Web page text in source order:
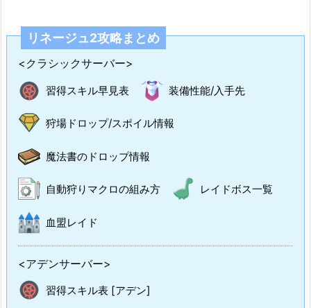
リネージュ2攻略まとめ
<クラシックサーバー>
習得スキル早見表 装備性能/入手先
狩場ドロップ/スポイル情報
魔法書のドロップ情報
自動狩りマクロの組み方 レイドボス一覧
血盟レイド
<アデンサーバー>
習得スキル表 [アデン]